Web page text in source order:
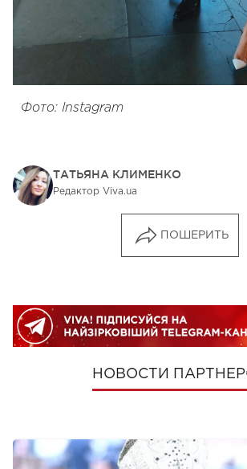
Фото: Instagram
ТАТЬЯНА КЛИМЕНКО
Редактор Viva.ua
ПОШЕРИТЬ
НОВОСТИ